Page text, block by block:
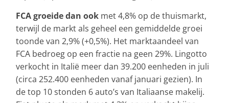
FCA groeide dan ook met 4,8% op de thuismarkt,
terwijl de markt als geheel een gemiddelde groei
toonde van 2,9% (+0,5%). Het marktaandeel van
FCA bedroeg op een fractie na geen 29%. Lingotto
verkocht in Italië meer dan 39.200 eenheden in juli
(circa 252.400 eenheden vanaf januari gezien). In
de top 10 stonden 6 auto’s van Italiaanse makelij.